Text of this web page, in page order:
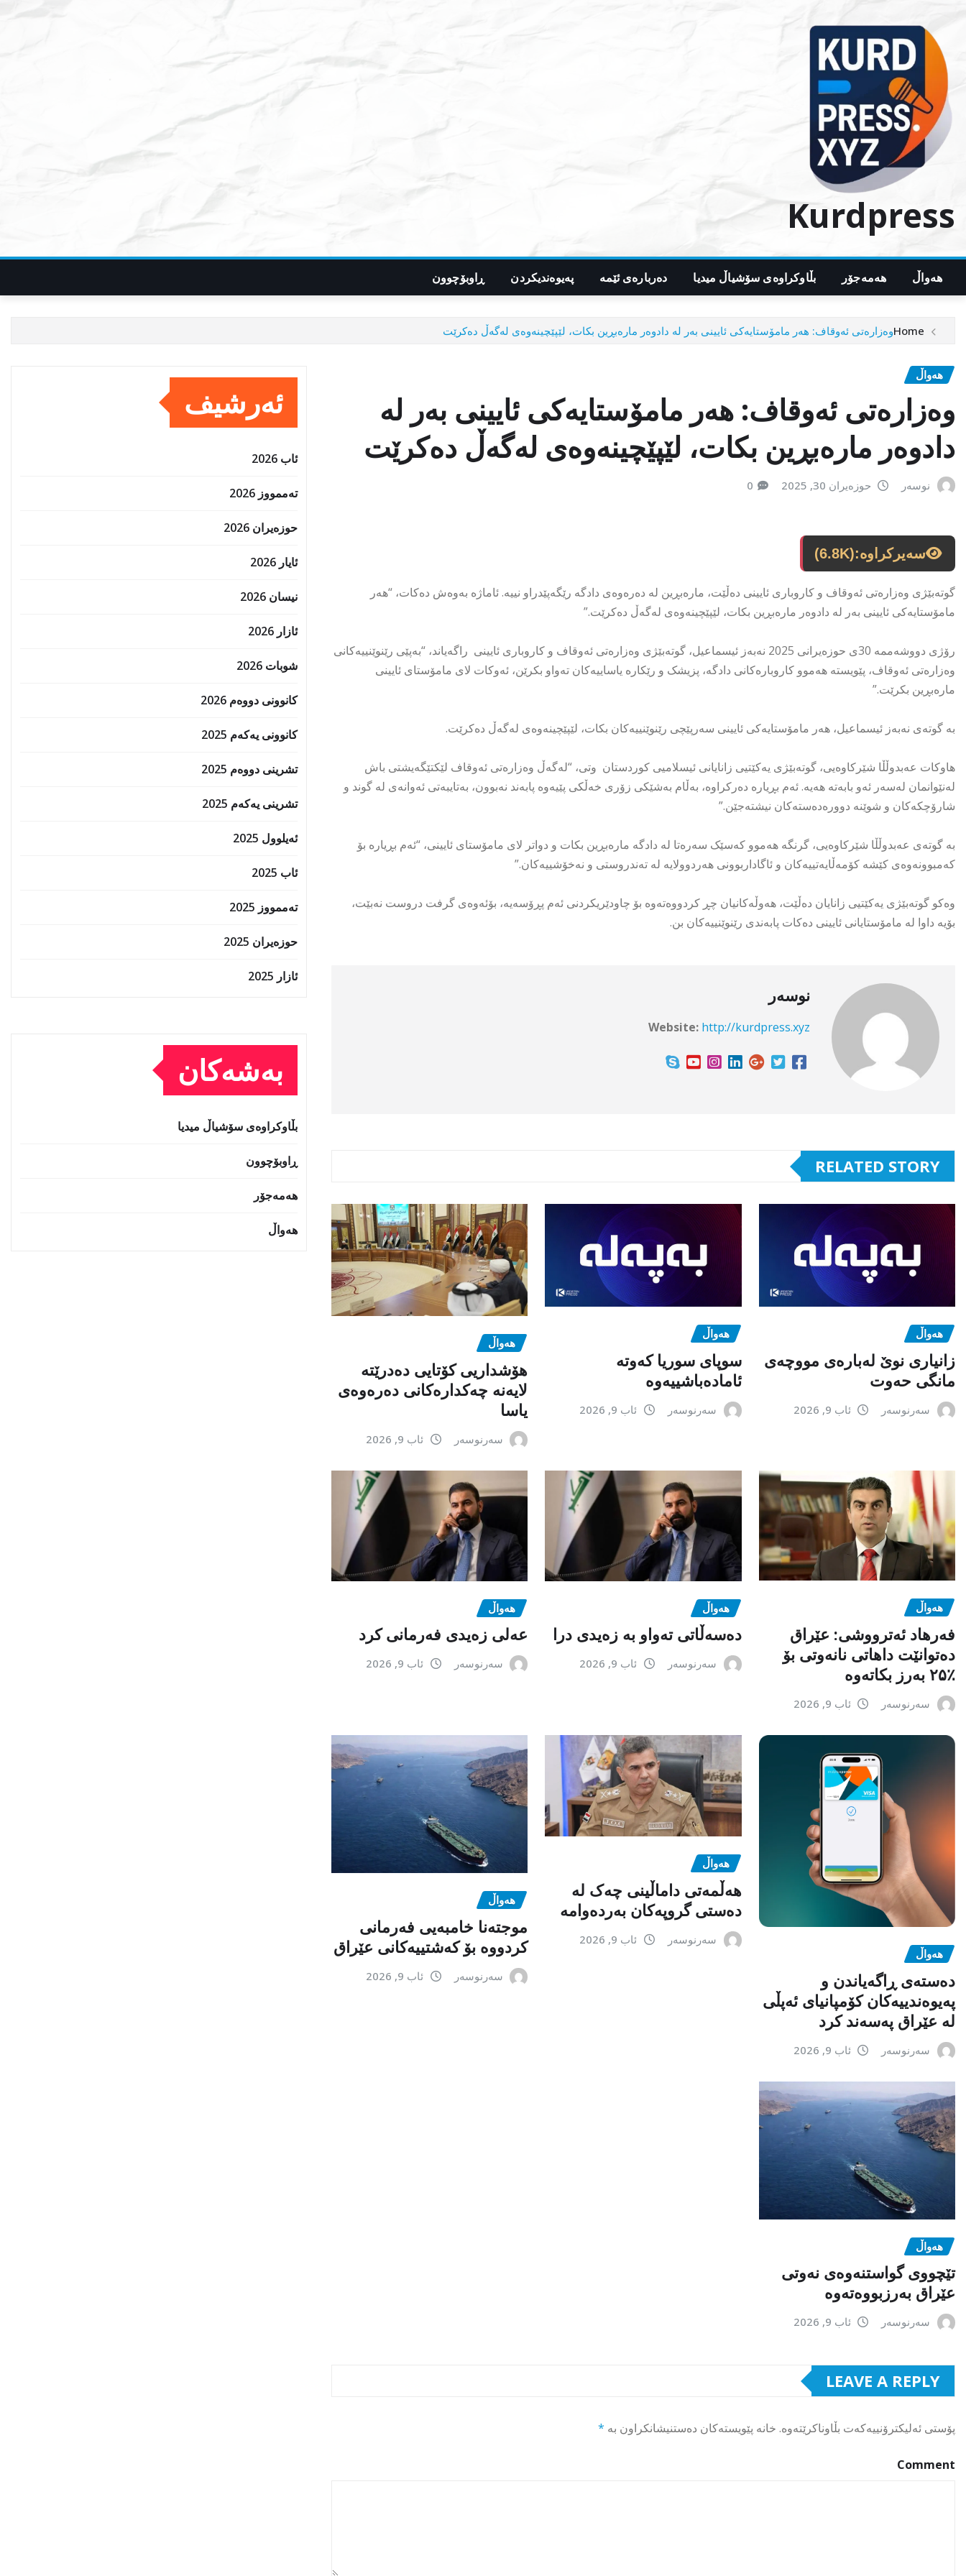
content
Kurdpress
هەواڵ هەمەجۆر بڵاوکراوەی سۆشیاڵ میدیا دەربارەی ئێمە پەیوەندیکردن ڕاوبۆچوون
Homeوەزارەتی ئەوقاف: هەر مامۆستایەکی ئایینی بەر لە دادوەر مارەبڕین بکات، لێپێچینەوەی لەگەڵ دەکرێت
هەواڵ
وەزارەتی ئەوقاف: هەر مامۆستایەکی ئایینی بەر لە
دادوەر مارەبڕین بکات، لێپێچینەوەی لەگەڵ دەکرێت
نوسەر حوزەیران 30, 2025 0
سەیرکراوە:(6.8K)
گوتەبێژی وەزارەتی ئەوقاف و کاروباری ئایینی دەڵێت، مارەبڕین لە دەرەوەی دادگە رێگەپێدراو نییە. ئاماژە بەوەش دەکات، “هەر
مامۆستایەکی ئایینی بەر لە دادوەر مارەبڕین بکات، لێپێچینەوەی لەگەڵ دەکرێت.”
رۆژی دووشەممە 30ی حوزەیرانی 2025 نەبەز ئیسماعیل، گوتەبێژی وەزارەتی ئەوقاف و کاروباری ئایینی راگەیاند، “بەپێی رێنوێنییەکانی
وەزارەتی ئەوقاف، پێویستە هەموو کاروبارەکانی دادگە، پزیشک و رێکارە یاساییەکان تەواو بکرێن، ئەوکات لای مامۆستای ئایینی
مارەبڕین بکرێت.”
بە گوتەی نەبەز ئیسماعیل، هەر مامۆستایەکی ئایینی سەرپێچی رێنوێنییەکان بکات، لێپێچینەوەی لەگەڵ دەکرێت.
هاوکات عەبدوڵڵا شێرکاوەیی، گوتەبێژی یەکێتیی زانایانی ئیسلامیی کوردستان وتی، “لەگەڵ وەزارەتی ئەوقاف لێکتێگەیشتی باش
لەنێوانمان لەسەر ئەو بابەتە هەیە. ئەم بڕیارە دەرکراوە، بەڵام بەشێکی زۆری خەڵکی پێیەوە پابەند نەبوون، بەتایبەتی ئەوانەی لە گوند و
شارۆچکەکان و شوێنە دوورەدەستەکان نیشتەجێن.”
بە گوتەی عەبدوڵڵا شێرکاوەیی، گرنگە هەموو کەسێک سەرەتا لە دادگە مارەبڕین بکات و دواتر لای مامۆستای ئایینی، “ئەم بڕیارە بۆ
کەمبوونەوەی کێشە کۆمەڵایەتییەکان و ئاگاداربوونی هەردوولایە لە تەندروستی و نەخۆشییەکان.”
وەکو گوتەبێژی یەکێتیی زانایان دەڵێت، هەوڵەکانیان چڕ کردووەتەوە بۆ چاودێریکردنی ئەم پڕۆسەیە، بۆئەوەی گرفت دروست نەبێت،
بۆیە داوا لە مامۆستایانی ئایینی دەکات پابەندی رێنوێنییەکان بن.
نوسەر
Website: http://kurdpress.xyz
RELATED STORY
هەواڵ
زانیاری نوێ لەبارەی مووچەی
مانگی حەوت
سەرنوسەر ئاب 9, 2026
هەواڵ
سوپای سوریا کەوتە
ئامادەباشییەوە
سەرنوسەر ئاب 9, 2026
هەواڵ
هۆشداریی کۆتایی دەدرێتە
لایەنە چەکدارەکانی دەرەوەی
یاسا
سەرنوسەر ئاب 9, 2026
هەواڵ
فەرهاد ئەترووشی: عێراق
دەتوانێت داهاتی نانەوتی بۆ
٪۲۵ بەرز بکاتەوە
سەرنوسەر ئاب 9, 2026
هەواڵ
دەسەڵاتی تەواو بە زەیدی درا
سەرنوسەر ئاب 9, 2026
هەواڵ
عەلی زەیدی فەرمانی کرد
سەرنوسەر ئاب 9, 2026
هەواڵ
دەستەی ڕاگەیاندن و
پەیوەندییەکان کۆمپانیای ئەپڵی
لە عێراق پەسەند کرد
سەرنوسەر ئاب 9, 2026
هەواڵ
هەڵمەتی داماڵینی چەک لە
دەستی گروپەکان بەردەوامە
سەرنوسەر ئاب 9, 2026
هەواڵ
موجتەنا خامبەیی فەرمانی
کردووە بۆ کەشتییەکانی عێراق
سەرنوسەر ئاب 9, 2026
هەواڵ
تێچووی گواستنەوەی نەوتی
عێراق بەرزبووەتەوە
سەرنوسەر ئاب 9, 2026
LEAVE A REPLY
پۆستی ئەلیکترۆنییەکەت بڵاوناکرێتەوە. خانە پێویستەکان دەستنیشانکراون بە *
Comment
ئەرشیف
ئاب 2026
تەممووز 2026
حوزه‌یران 2026
ئایار 2026
نیسان 2026
ئازار 2026
شوبات 2026
کانوونی دووەم 2026
کانوونی یەکەم 2025
تشرینی دووەم 2025
تشرینی یەکەم 2025
ئەیلوول 2025
ئاب 2025
تەممووز 2025
حوزه‌یران 2025
ئازار 2025
بەشەکان
بڵاوکراوەی سۆشیاڵ میدیا
ڕاوبۆچوون
هەمەجۆر
هەواڵ